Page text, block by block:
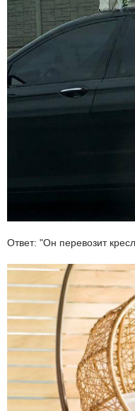
Ответ: "Он перевозит